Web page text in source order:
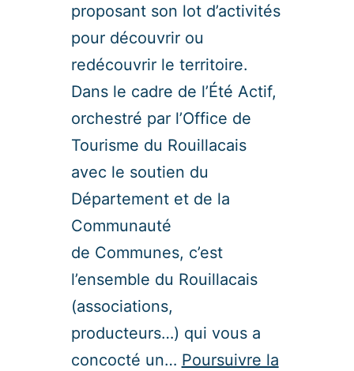
proposant son lot d’activités
pour découvrir ou
redécouvrir le territoire.
Dans le cadre de l’Été Actif,
orchestré par l’Office de
Tourisme du Rouillacais
avec le soutien du
Département et de la
Communauté
de Communes, c’est
l’ensemble du Rouillacais
(associations,
producteurs…) qui vous a
concocté un… Poursuivre la